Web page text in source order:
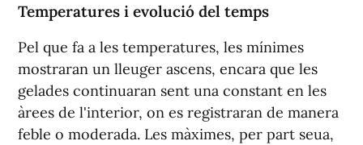
Temperatures i evolució del temps
Pel que fa a les temperatures, les mínimes
mostraran un lleuger ascens, encara que les
gelades continuaran sent una constant en les
àrees de l'interior, on es registraran de manera
feble o moderada. Les màximes, per part seua,